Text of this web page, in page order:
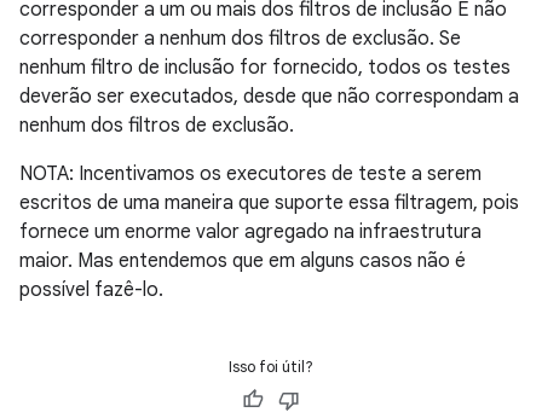
corresponder a um ou mais dos filtros de inclusão E não
corresponder a nenhum dos filtros de exclusão. Se
nenhum filtro de inclusão for fornecido, todos os testes
deverão ser executados, desde que não correspondam a
nenhum dos filtros de exclusão.
NOTA: Incentivamos os executores de teste a serem
escritos de uma maneira que suporte essa filtragem, pois
fornece um enorme valor agregado na infraestrutura
maior. Mas entendemos que em alguns casos não é
possível fazê-lo.
Isso foi útil?